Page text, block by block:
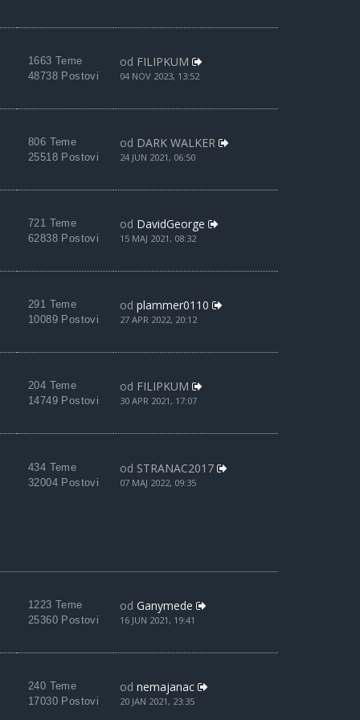
1663 Teme
48738 Postovi
od FILIPKUM
04 NOV 2023, 13:52
806 Teme
25518 Postovi
od DARK WALKER
24 JUN 2021, 06:50
721 Teme
62838 Postovi
od DavidGeorge
15 MAJ 2021, 08:32
291 Teme
10089 Postovi
od plammer0110
27 APR 2022, 20:12
204 Teme
14749 Postovi
od FILIPKUM
30 APR 2021, 17:07
434 Teme
32004 Postovi
od STRANAC2017
07 MAJ 2022, 09:35
1223 Teme
25360 Postovi
od Ganymede
16 JUN 2021, 19:41
240 Teme
17030 Postovi
od nemajanac
20 JAN 2021, 23:35